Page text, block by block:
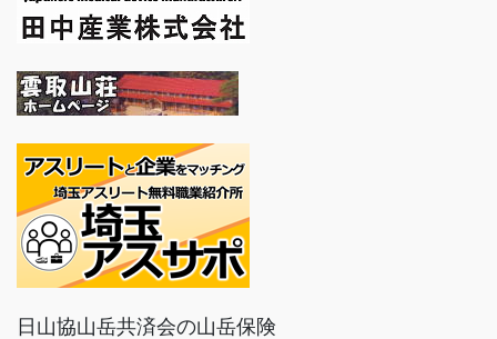
日山協山岳共済会の山岳保険